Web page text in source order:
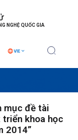
NGHỆ QUỐC GIA
mục đề tài
triển khoa học
2014”